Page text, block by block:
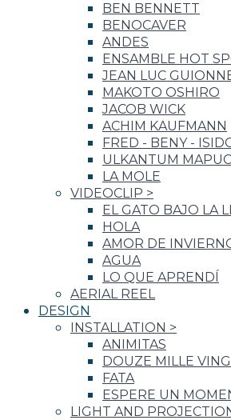
BEN BENNETT
BENOCAVER
ANDES
ENSAMBLE HOT
JEAN LUC
MAKOTO OSHIRO
JACOB WICK
ACHIM KAUFMANN
FRED - BENY -
ULKANTUM
LA MOLE
VIDEOCLIP >
EL GATO BAJO LA
HOLA
AMOR DE
AGUA
LO QUE APRENDÍ
AERIAL REEL
DESIGN
INSTALLATION >
ANIMITAS
DOUZE MILLE
FATA
ESPERE UN
LIGHT AND